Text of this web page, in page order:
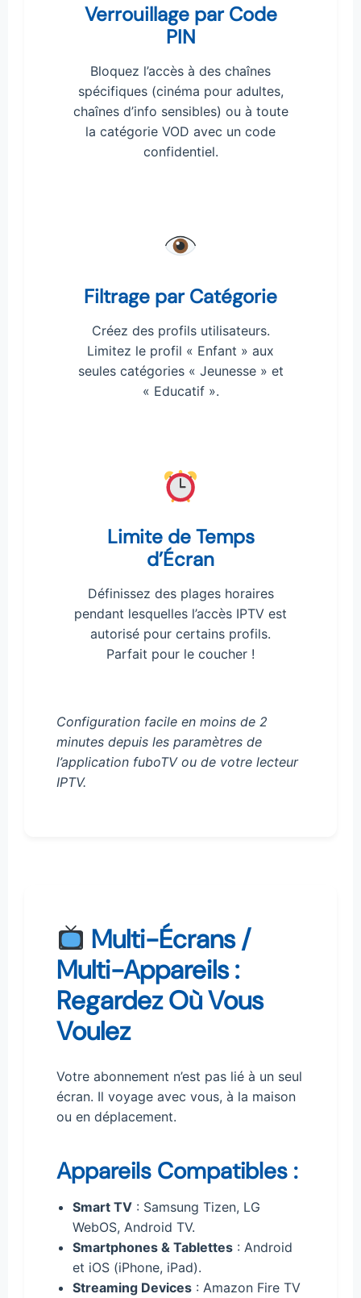
Verrouillage par Code
PIN
Bloquez l’accès à des chaînes
spécifiques (cinéma pour adultes,
chaînes d’info sensibles) ou à toute
la catégorie VOD avec un code
confidentiel.
Filtrage par Catégorie
Créez des profils utilisateurs.
Limitez le profil « Enfant » aux
seules catégories « Jeunesse » et
« Educatif ».
Limite de Temps
d’Écran
Définissez des plages horaires
pendant lesquelles l’accès IPTV est
autorisé pour certains profils.
Parfait pour le coucher !
Configuration facile en moins de 2
minutes depuis les paramètres de
l’application fuboTV ou de votre lecteur
IPTV.
Multi-Écrans /
Multi-Appareils :
Regardez Où Vous
Voulez
Votre abonnement n’est pas lié à un seul
écran. Il voyage avec vous, à la maison
ou en déplacement.
Appareils Compatibles :
Smart TV : Samsung Tizen, LG
WebOS, Android TV.
Smartphones & Tablettes : Android
et iOS (iPhone, iPad).
Streaming Devices : Amazon Fire TV